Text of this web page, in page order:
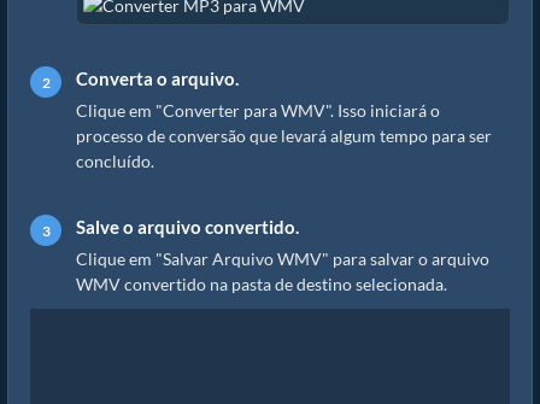
Converta o arquivo.
Clique em "Converter para WMV". Isso iniciará o
processo de conversão que levará algum tempo para ser
concluído.
Salve o arquivo convertido.
Clique em "Salvar Arquivo WMV" para salvar o arquivo
WMV convertido na pasta de destino selecionada.